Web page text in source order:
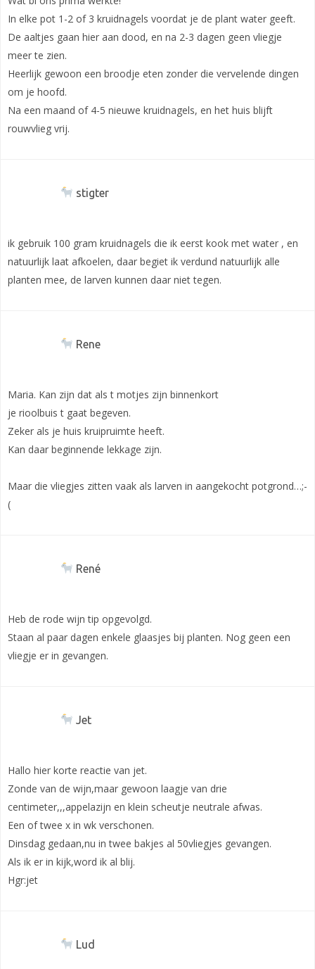
In elke pot 1-2 of 3 kruidnagels voordat je de plant water geeft.
De aaltjes gaan hier aan dood, en na 2-3 dagen geen vliegje
meer te zien.
Heerlijk gewoon een broodje eten zonder die vervelende dingen
om je hoofd.
Na een maand of 4-5 nieuwe kruidnagels, en het huis blijft
rouwvlieg vrij.
stigter
ik gebruik 100 gram kruidnagels die ik eerst kook met water , en
natuurlijk laat afkoelen, daar begiet ik verdund natuurlijk alle
planten mee, de larven kunnen daar niet tegen.
Rene
Maria. Kan zijn dat als t motjes zijn binnenkort
je rioolbuis t gaat begeven.
Zeker als je huis kruipruimte heeft.
Kan daar beginnende lekkage zijn.
Maar die vliegjes zitten vaak als larven in aangekocht potgrond…;-
(
René
Heb de rode wijn tip opgevolgd.
Staan al paar dagen enkele glaasjes bij planten. Nog geen een
vliegje er in gevangen.
Jet
Hallo hier korte reactie van jet.
Zonde van de wijn,maar gewoon laagje van drie
centimeter,,,appelazijn en klein scheutje neutrale afwas.
Een of twee x in wk verschonen.
Dinsdag gedaan,nu in twee bakjes al 50vliegjes gevangen.
Als ik er in kijk,word ik al blij.
Hgr:jet
Lud